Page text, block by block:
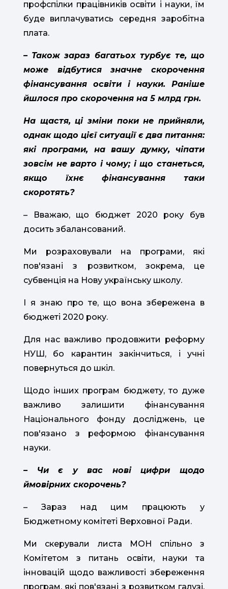
профспілки працівників освіти і науки, їм
буде виплачуватись середня заробітна
плата.
– Також зараз багатьох турбує те, що
може відбутися значне скорочення
фінансування освіти і науки. Раніше
йшлося про скорочення на 5 млрд грн.
На щастя, ці зміни поки не прийняли,
однак щодо цієї ситуації є два питання:
які програми, на вашу думку, чіпати
зовсім не варто і чому; і що станеться,
якщо їхнє фінансування таки
скоротять?
– Вважаю, що бюджет 2020 року був
досить збалансований.
Ми розраховували на програми, які
пов'язані з розвитком, зокрема, це
субвенція на Нову українську школу.
І я знаю про те, що вона збережена в
бюджеті 2020 року.
Для нас важливо продовжити реформу
НУШ, бо карантин закінчиться, і учні
повернуться до шкіл.
Щодо інших програм бюджету, то дуже
важливо залишити фінансування
Національного фонду досліджень, це
пов'язано з реформою фінансування
науки.
– Чи є у вас нові цифри щодо
ймовірних скорочень?
– Зараз над цим працюють у
Бюджетному комітеті Верховної Ради.
Ми скерували листа МОН спільно з
Комітетом з питань освіти, науки та
інновацій щодо важливості збереження
програм, які пов'язані з розвитком галузі,